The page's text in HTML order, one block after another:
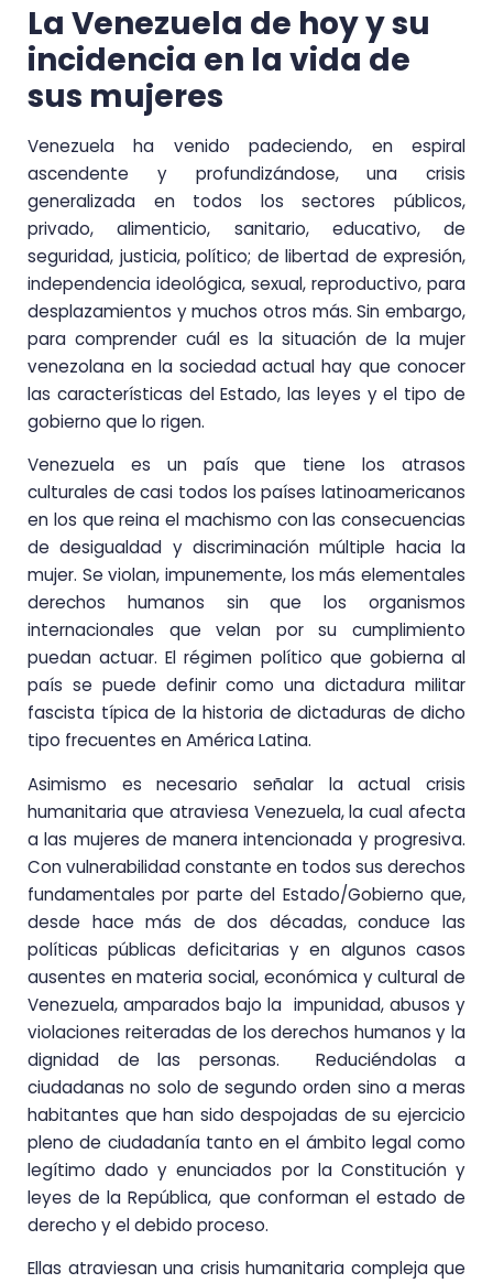
La Venezuela de hoy y su
incidencia en la vida de
sus mujeres
Venezuela ha venido padeciendo, en espiral
ascendente y profundizándose, una crisis
generalizada en todos los sectores públicos,
privado, alimenticio, sanitario, educativo, de
seguridad, justicia, político; de libertad de expresión,
independencia ideológica, sexual, reproductivo, para
desplazamientos y muchos otros más. Sin embargo,
para comprender cuál es la situación de la mujer
venezolana en la sociedad actual hay que conocer
las características del Estado, las leyes y el tipo de
gobierno que lo rigen.
Venezuela es un país que tiene los atrasos
culturales de casi todos los países latinoamericanos
en los que reina el machismo con las consecuencias
de desigualdad y discriminación múltiple hacia la
mujer. Se violan, impunemente, los más elementales
derechos humanos sin que los organismos
internacionales que velan por su cumplimiento
puedan actuar. El régimen político que gobierna al
país se puede definir como una dictadura militar
fascista típica de la historia de dictaduras de dicho
tipo frecuentes en América Latina.
Asimismo es necesario señalar la actual crisis
humanitaria que atraviesa Venezuela, la cual afecta
a las mujeres de manera intencionada y progresiva.
Con vulnerabilidad constante en todos sus derechos
fundamentales por parte del Estado/Gobierno que,
desde hace más de dos décadas, conduce las
políticas públicas deficitarias y en algunos casos
ausentes en materia social, económica y cultural de
Venezuela, amparados bajo la impunidad, abusos y
violaciones reiteradas de los derechos humanos y la
dignidad de las personas. Reduciéndolas a
ciudadanas no solo de segundo orden sino a meras
habitantes que han sido despojadas de su ejercicio
pleno de ciudadanía tanto en el ámbito legal como
legítimo dado y enunciados por la Constitución y
leyes de la República, que conforman el estado de
derecho y el debido proceso.
Ellas atraviesan una crisis humanitaria compleja que